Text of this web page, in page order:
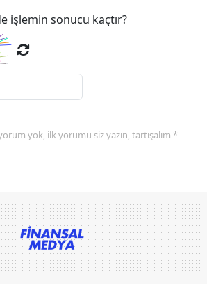
işlemin sonucu kaçtır?
yok, ilk yorumu siz yazın, tartışalım *